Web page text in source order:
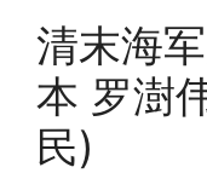
清末海
本 罗澍
民)